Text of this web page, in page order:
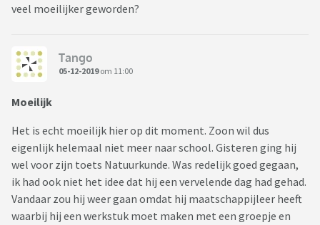
veel moeilijker geworden?
Tango
05-12-2019om 11:00
Moeilijk
Het is echt moeilijk hier op dit moment. Zoon wil dus
eigenlijk helemaal niet meer naar school. Gisteren ging hij
wel voor zijn toets Natuurkunde. Was redelijk goed gegaan,
ik had ook niet het idee dat hij een vervelende dag had gehad.
Vandaar zou hij weer gaan omdat hij maatschappijleer heeft
waarbij hij een werkstuk moet maken met een groepje en